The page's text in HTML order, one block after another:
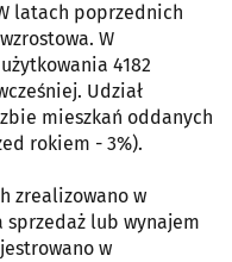
latach poprzednich
W
4182
Udział
mieszkań oddanych
rokiem - 3%).
zrealizowano w
lub wynajem
w